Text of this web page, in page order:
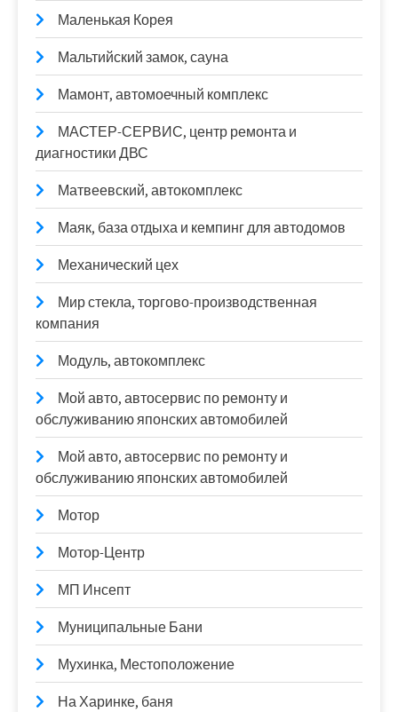
Маленькая Корея
Мальтийский замок, сауна
Мамонт, автомоечный комплекс
МАСТЕР-СЕРВИС, центр ремонта и
диагностики ДВС
Матвеевский, автокомплекс
Маяк, база отдыха и кемпинг для автодомов
Механический цех
Мир стекла, торгово-производственная
компания
Модуль, автокомплекс
Мой авто, автосервис по ремонту и
обслуживанию японских автомобилей
Мой авто, автосервис по ремонту и
обслуживанию японских автомобилей
Мотор
Мотор-Центр
МП Инсепт
Муниципальные Бани
Мухинка, Местоположение
На Харинке, баня